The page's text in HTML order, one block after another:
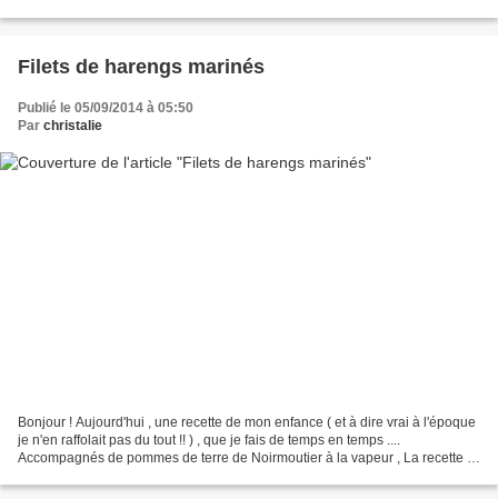
Filets de harengs marinés
Publié le 05/09/2014 à 05:50
Par christalie
Bonjour ! Aujourd'hui , une recette de mon enfance ( et à dire vrai à l'époque
je n'en raffolait pas du tout !! ) , que je fais de temps en temps ....
Accompagnés de pommes de terre de Noirmoutier à la vapeur , La recette :